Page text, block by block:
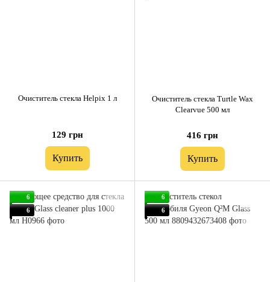
Очиститель стекла Helpix 1 л
129 грн
Купить
Очиститель стекла Turtle Wax
Clearvue 500 мл
416 грн
Купить
6
6
6
6